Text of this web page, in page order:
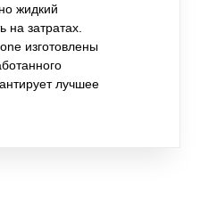
жидкий
на затратах.
изготовлены
лучшее